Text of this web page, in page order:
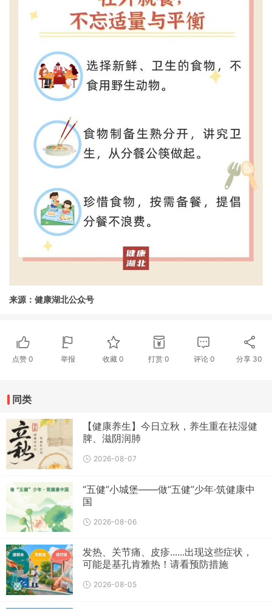
来源：健康湖北公众号
点赞 0 举报 收藏0 打赏 0 评论 0 分享 30
同类
【健康养生】今日立秋，养生重在祛湿健
脾、滋阴润肺
2026-08-07
“五健”小城堡——做“五健”少年·筑健康中
国
2026-08-06
发热、关节痛、皮疹......出现这些症状，
可能是基孔肯雅热！请看预防措施
2026-08-05